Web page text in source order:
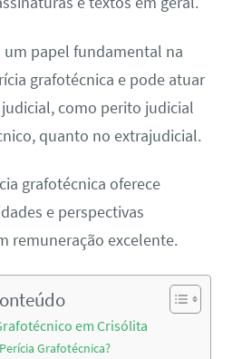
um papel fundamental na
grafotécnica e pode atuar
como perito judicial
quanto no extrajudicial.
grafotécnica oferece
e perspectivas
remuneração excelente.
em Crisólita
Grafotécnica?